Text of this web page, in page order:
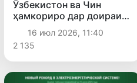
Ӯзбекистон ва Чин
ҳамкориро дар доираи
лоиҳаи роҳи оҳани «Чин
– Қирғизистон –
Ӯзбекистон» густариш
медиҳанд
16 июл 2026, 11:40
2 135